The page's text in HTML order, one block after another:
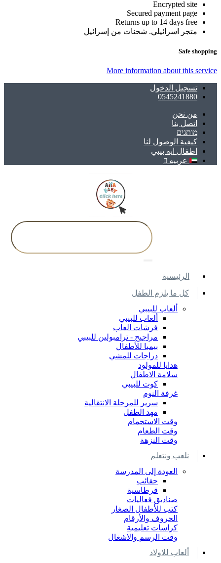
Encrypted site
Secured payment page
Returns up to 14 days free
متجر اسرائيلي. شحنات من إسرائيل
Safe shopping
More information about this service
تسجيل الدخول
0545241880
ﻣﻦ ﻧﺤﻦ
اتصل بنا
מותגים
كيفية الوصول لنا
اطفال ايه بيبي
عربيه
اﻟﺮﺋﻴﺴﻴﺔ
كل ما يلزم الطفل
ألعاب للبيبي
ألعاب للبيبي
فرشات العاب
مراجيح - ترامبولين للبيبي
بيمبا للأطفال
دراجات للمشي
هدايا للمولود
سلامة الاطفال
كوت للبيبي
غرفة النوم
سرير للمرحلة الانتقالية
مهد الطفل
وقت الاستحمام
وقت الطعام
وقت النزهة
نلعب ونتعلم
العودة إلى المدرسة
حقائب
قرطاسية
صناديق فعاليات
كتب للأطفال الصغار
الحروف والأرقام
كراسات تعليمية
وقت الرسم والاشغال
ألعاب للاولاد